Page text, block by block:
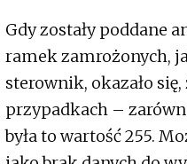
Gdy zostały poddane
ramek zamrożonych,
sterownik, okazało
przypadkach –
była to wartość 255.